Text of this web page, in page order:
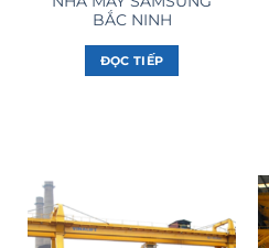
BẮC NINH
ĐỌC TIẾP